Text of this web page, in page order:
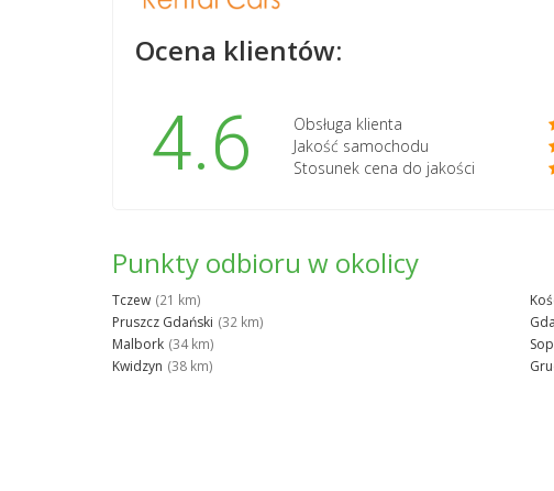
Ocena klientów:
4.6
Obsługa klienta
Jakość samochodu
Stosunek cena do jakości
Punkty odbioru w okolicy
Tczew (21 km)
Pruszcz Gdański (32 km)
Malbork (34 km)
Kwidzyn (38 km)